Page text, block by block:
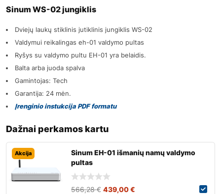
Sinum WS-02 jungiklis
Dviejų laukų stiklinis jutiklinis jungiklis WS-02
Valdymui reikalingas eh-01 valdymo pultas
Ryšys su valdymo pultu EH-01 yra belaidis.
Balta arba juoda spalva
Gamintojas: Tech
Garantija: 24 mėn.
Įrenginio instukcija PDF formatu
Dažnai perkamos kartu
Akcija
Sinum EH-01 išmanių namų valdymo
pultas
566,28€ 439,00€